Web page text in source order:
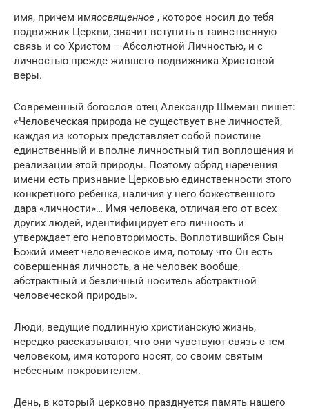
имя, причем имяосвященное , которое носил до тебя
подвижник Церкви, значит вступить в таинственную
связь и со Христом – Абсолютной Личностью, и с
личностью прежде жившего подвижника Христовой
веры.
Современный богослов отец Александр Шмеман пишет:
«Человеческая природа не существует вне личностей,
каждая из которых представляет собой поистине
единственный и вполне личностный тип воплощения и
реализации этой природы. Поэтому обряд наречения
имени есть признание Церковью единственности этого
конкретного ребенка, наличия у него божественного
дара «личности»… Имя человека, отличая его от всех
других людей, идентифицирует его личность и
утверждает его неповторимость. Воплотившийся Сын
Божий имеет человеческое имя, потому что Он есть
совершенная личность, а не человек вообще,
абстрактный и безличный носитель абстрактной
человеческой природы».
Люди, ведущие подлинную христианскую жизнь,
нередко рассказывают, что они чувствуют связь с тем
человеком, имя которого носят, со своим святым
небесным покровителем.
День, в который церковно празднуется память нашего